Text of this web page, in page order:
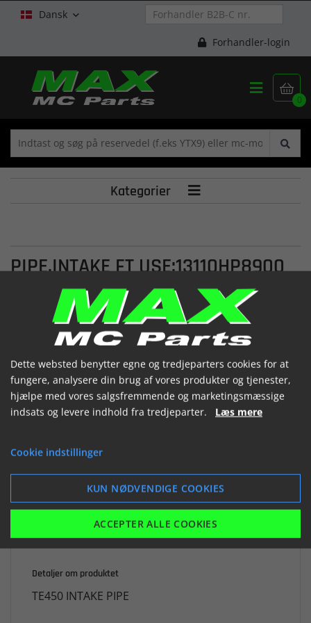
Dansk 
Forhandler-login

0

Kategorier 
PIPE,INTAKE FT USE:13110HP8900
(13110H78960)

 Ikke på lager
741,74 kr.
LÆG I KURV
Detaljer om produktet
TE450 INTAKE PIPE
Dette websted benytter egne og tredjeparters cookies for at
fungere, analysere din brug af vores produkter og tjenester,
hjælpe med vores salgsfremmende og marketingsmæssige
indsats og levere indhold fra tredjeparter. Læs mere
Cookie indstillinger
KUN NØDVENDIGE COOKIES
ACCEPTER ALLE COOKIES